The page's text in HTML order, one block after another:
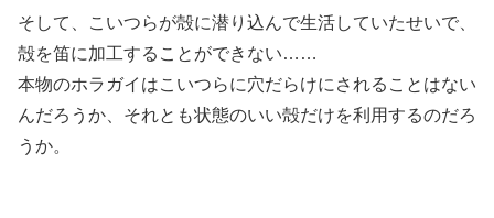
そして、こいつらが殻に潜り込んで生活していたせいで、
殻を笛に加工することができない……
本物のホラガイはこいつらに穴だらけにされることはない
んだろうか、それとも状態のいい殻だけを利用するのだろ
うか。